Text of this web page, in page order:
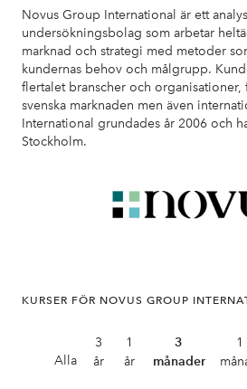
Novus Group International är ett
undersökningsbolag som arbetar
marknad och strategi med metoder
kundernas behov och målgrupp.
flertalet branscher och organisationer,
svenska marknaden men även
International grundades år 2006 och
Stockholm.
KURSER FÖR NOVUS GROUP
Alla
3
år
1
år
3
månader
1